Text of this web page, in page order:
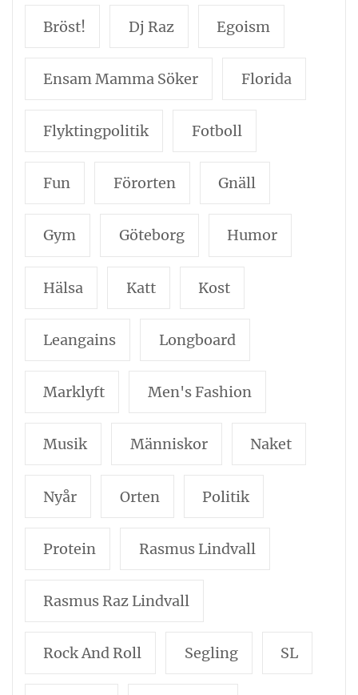
Bröst! Dj Raz Egoism
Ensam Mamma Söker Florida
Flyktingpolitik Fotboll
Fun Förorten Gnäll
Gym Göteborg Humor
Hälsa Katt Kost
Leangains Longboard
Marklyft Men's Fashion
Musik Människor Naket
Nyår Orten Politik
Protein Rasmus Lindvall
Rasmus Raz Lindvall
Rock And Roll Segling SL